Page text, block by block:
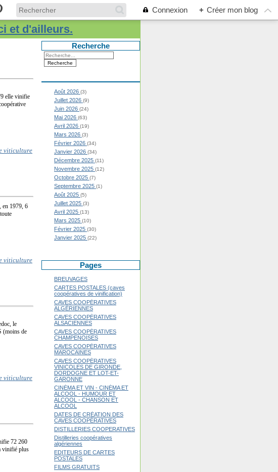
Connexion + Créer mon blog
et d'ailleurs.
elle vinifie
viticulture
en 1979, 6
viticulture
le
(moins de
viticulture
72 260
vinifié plus
Recherche
Août 2026 (3)
Juillet 2026 (9)
Juin 2026 (24)
Mai 2026 (63)
Avril 2026 (19)
Mars 2026 (3)
Février 2026 (34)
Janvier 2026 (34)
Décembre 2025 (11)
Novembre 2025 (12)
Octobre 2025 (7)
Septembre 2025 (1)
Août 2025 (5)
Juillet 2025 (3)
Avril 2025 (13)
Mars 2025 (10)
Février 2025 (30)
Janvier 2025 (22)
Pages
BREUVAGES
CARTES POSTALES (caves
coopératives de vinification)
CAVES COOPÉRATIVES
ALGÉRIENNES
CAVES COOPÉRATIVES
ALSACIENNES
CAVES COOPÉRATIVES
CHAMPENOISES
CAVES COOPÉRATIVES
MAROCAINES
CAVES COOPÉRATIVES
VINICOLES DE GIRONDE,
DORDOGNE ET LOT-ET-
GARONNE
CINÉMA ET VIN - CINÉMA ET
ALCOOL - HUMOUR ET
ALCOOL - CHANSON ET
ALCOOL
DATES DE CRÉATION DES
CAVES COOPÉRATIVES
DISTILLERIES COOPERATIVES
Distilleries coopératives
algériennes
EDITEURS DE CARTES
POSTALES
FILMS GRATUITS